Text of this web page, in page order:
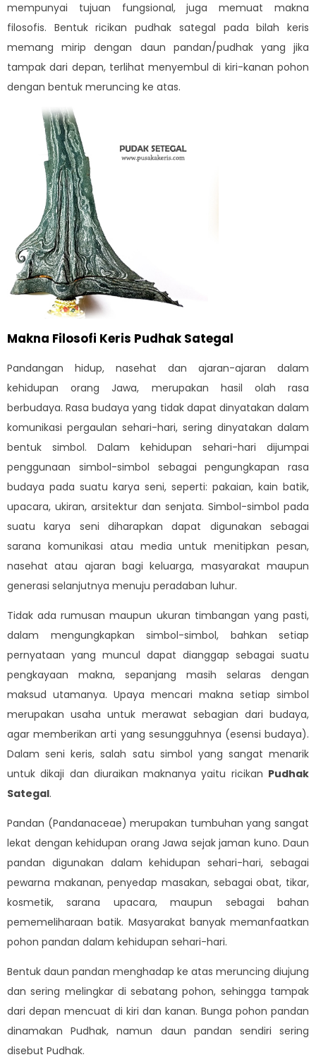
mempunyai tujuan fungsional, juga memuat makna
filosofis. Bentuk ricikan pudhak sategal pada bilah keris
memang mirip dengan daun pandan/pudhak yang jika
tampak dari depan, terlihat menyembul di kiri-kanan pohon
dengan bentuk meruncing ke atas.
Makna Filosofi Keris Pudhak Sategal
Pandangan hidup, nasehat dan ajaran-ajaran dalam
kehidupan orang Jawa, merupakan hasil olah rasa
berbudaya. Rasa budaya yang tidak dapat dinyatakan dalam
komunikasi pergaulan sehari-hari, sering dinyatakan dalam
bentuk simbol. Dalam kehidupan sehari-hari dijumpai
penggunaan simbol-simbol sebagai pengungkapan rasa
budaya pada suatu karya seni, seperti: pakaian, kain batik,
upacara, ukiran, arsitektur dan senjata. Simbol-simbol pada
suatu karya seni diharapkan dapat digunakan sebagai
sarana komunikasi atau media untuk menitipkan pesan,
nasehat atau ajaran bagi keluarga, masyarakat maupun
generasi selanjutnya menuju peradaban luhur.
Tidak ada rumusan maupun ukuran timbangan yang pasti,
dalam mengungkapkan simbol-simbol, bahkan setiap
pernyataan yang muncul dapat dianggap sebagai suatu
pengkayaan makna, sepanjang masih selaras dengan
maksud utamanya. Upaya mencari makna setiap simbol
merupakan usaha untuk merawat sebagian dari budaya,
agar memberikan arti yang sesungguhnya (esensi budaya).
Dalam seni keris, salah satu simbol yang sangat menarik
untuk dikaji dan diuraikan maknanya yaitu ricikan Pudhak
Sategal.
Pandan (Pandanaceae) merupakan tumbuhan yang sangat
lekat dengan kehidupan orang Jawa sejak jaman kuno. Daun
pandan digunakan dalam kehidupan sehari-hari, sebagai
pewarna makanan, penyedap masakan, sebagai obat, tikar,
kosmetik, sarana upacara, maupun sebagai bahan
pememeliharaan batik. Masyarakat banyak memanfaatkan
pohon pandan dalam kehidupan sehari-hari.
Bentuk daun pandan menghadap ke atas meruncing diujung
dan sering melingkar di sebatang pohon, sehingga tampak
dari depan mencuat di kiri dan kanan. Bunga pohon pandan
dinamakan Pudhak, namun daun pandan sendiri sering
disebut Pudhak.